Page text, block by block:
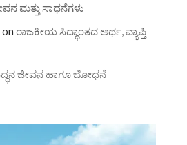
ಮತ್ತು ಸಾಧನೆಗಳು
on ರಾಜಕೀಯ ಸಿದ್ಧಾಂತದ ಅರ್ಥ, ವ್ಯಾಪ್ತಿ
ಜೀವನ ಹಾಗೂ ಬೋಧನೆ